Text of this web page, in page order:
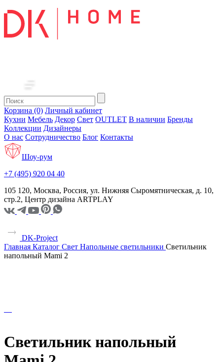
Корзина (0) Личный кабинет
Кухни Мебель Декор Свет OUTLET В наличии Бренды
Коллекции Дизайнеры
О нас Сотрудничество Блог Контакты
Шоу-рум
+7 (495) 920 04 40
105 120, Москва, Россия, ул. Нижняя Сыромятническая, д. 10,
стр.2, Центр дизайна ARTPLAY
DK-Project
Главная Каталог Свет Напольные светильники Светильник
напольный Mami 2
Светильник напольный